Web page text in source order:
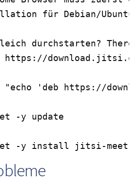
für Debian/Ubuntu
durchstarten?
https://
"echo 'deb https://
-y update
-y install jitsi-meet